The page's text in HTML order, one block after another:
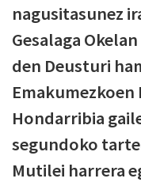
nagusitasunez
Gesalaga
den Deusturi
Emakumezkoen
Hondarribia
segundoko
Mutilei harrera